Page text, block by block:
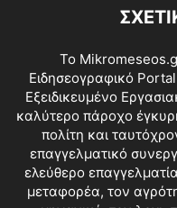
Το
Ειδησεογραφικό
Εξειδικευμένο
καλύτερο πάροχο
πολίτη και
επαγγελματικό
ελεύθερο
μεταφορέα, τον